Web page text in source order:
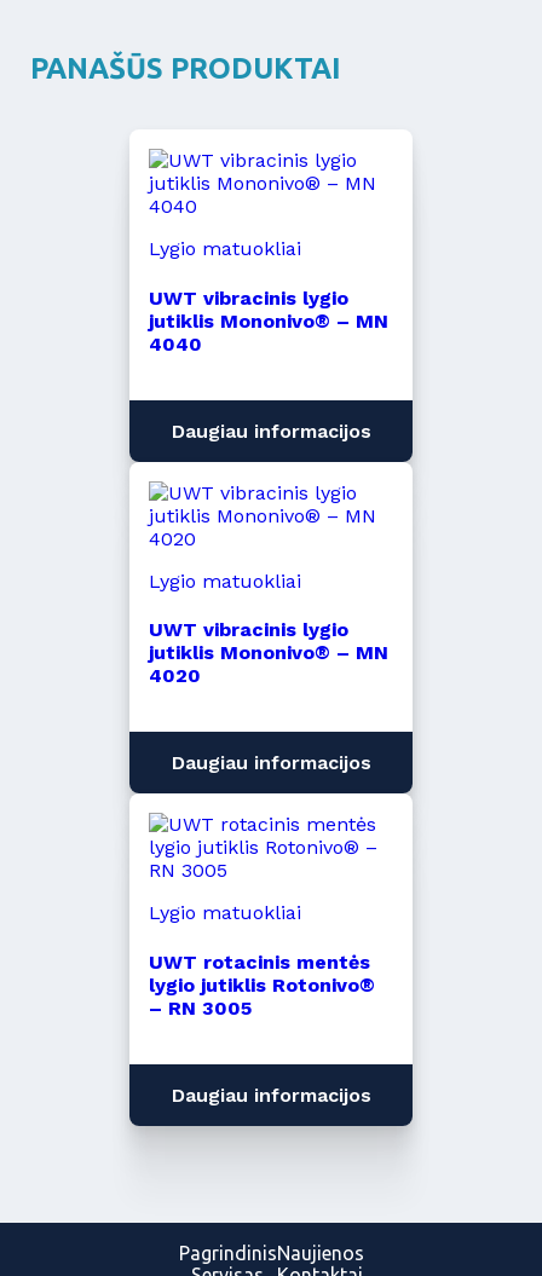
PANAŠŪS PRODUKTAI
Lygio matuokliai
UWT vibracinis lygio
jutiklis Mononivo® – MN
4040
Daugiau informacijos
Lygio matuokliai
UWT vibracinis lygio
jutiklis Mononivo® – MN
4020
Daugiau informacijos
Lygio matuokliai
UWT rotacinis mentės
lygio jutiklis Rotonivo®
– RN 3005
Daugiau informacijos
PagrindinisNaujienos